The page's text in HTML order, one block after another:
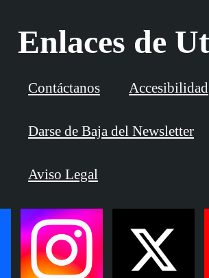
Enlaces de
Contáctanos Accesibilidad
Darse de Baja del Newsletter
Aviso Legal